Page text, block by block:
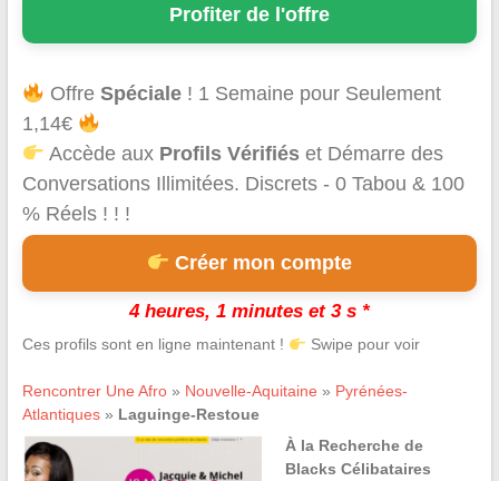
Profiter de l'offre
OffreSpéciale ! 1 Semaine pour Seulement
1,14€
Accède aux Profils Vérifiés et Démarre des
Conversations Illimitées. Discrets - 0 Tabou & 100
% Réels ! ! !
Créer mon compte
4 heures, 1 minutes et 3 s *
Ces profils sont en ligne maintenant ! Swipe pour voir
Rencontrer Une Afro» Nouvelle-Aquitaine » Pyrénées-
Atlantiques» Laguinge-Restoue
À la Recherche de
Blacks Célibataires